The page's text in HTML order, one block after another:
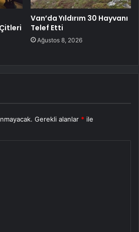
Van’da Yıldırım 30 Hayvanı
Telef Etti
Ağustos 8, 2026
Gerekli alanlar * ile